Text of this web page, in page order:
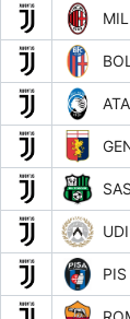
MIL
BOL
ATA
SAS
UDI
PIS